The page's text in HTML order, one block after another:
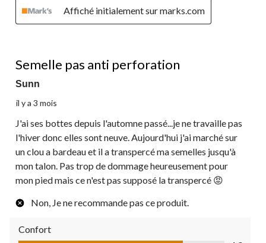
Affiché initialement sur marks.com
Semelle pas anti perforation
Sunn
il y a 3 mois
J'ai ses bottes depuis l'automne passé...je ne travaille pas
l'hiver donc elles sont neuve. Aujourd'hui j'ai marché sur
un clou a bardeau et il a transpercé ma semelles jusqu'à
mon talon. Pas trop de dommage heureusement pour
mon pied mais ce n'est pas supposé la transpercé 😡
Non, Je ne recommande pas ce produit.
Confort
Confort, 4.0 sur 5